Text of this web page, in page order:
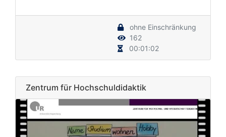
ohne Einschränkung
162
00:01:02
Zentrum für Hochschuldidaktik